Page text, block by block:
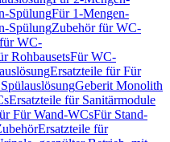
SpülungFür 1-Mengen-
SpülungZubehör für WC-
WC-
RohbausetsFür WC-
Ersatzteile für Für
Geberit Monolith
Ersatzteile für Sanitärmodule
Für Wand-WCsFür Stand-
Ersatzteile für